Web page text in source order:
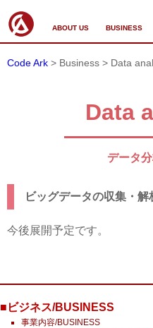
ABOUT US BUSINESS
Code Ark > Business > Data
Data
データ
ビッグデータの収集・解
今後展開予定です。
■ビジネス/BUSINESS
事業内容/BUSINESS